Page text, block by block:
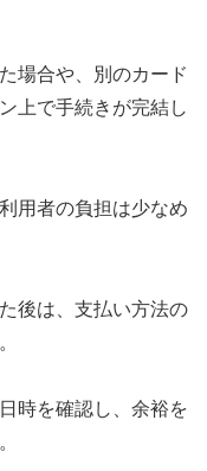
場合や、別のカード
上で手続きが完結し
用者の負担は少なめ
後は、支払い方法の
時を確認し、余裕を